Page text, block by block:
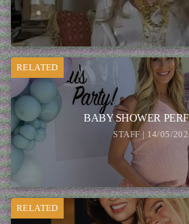
RELATED
BABY SHOWER
STAFF | 14/05/
RELATED